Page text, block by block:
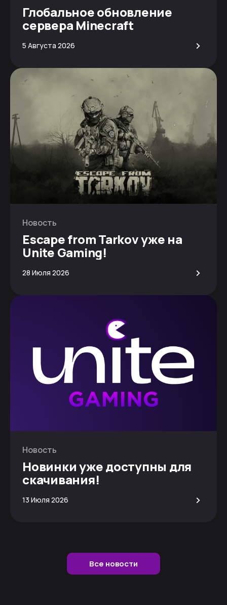
Глобальное обновление
сервера Minecraft
5 Августа 2026 >
Новость
Escape from Tarkov уже на
Unite Gaming!
28 Июля 2026 >
Новость
Новинки уже доступны для
скачивания!
13 Июля 2026 >
Все новости